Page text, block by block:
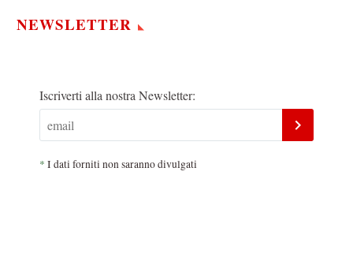
NEWSLETTER
Iscriverti alla nostra Newsletter:
* I dati forniti non saranno divulgati